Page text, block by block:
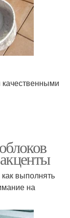
выполнять
на